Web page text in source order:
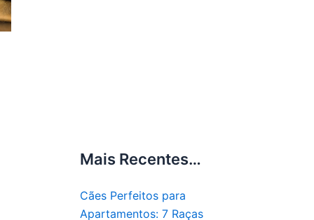
Mais Recentes…
Cães Perfeitos para
Apartamentos: 7 Raças